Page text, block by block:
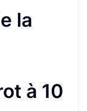
la
à 10